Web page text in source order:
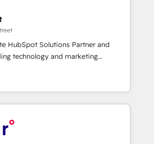
implementations; secure data
Services: compliant
ready reporting ⚖️ Legal: client
and document workflows 🛒 E-
🏢 Real Estate: deal pipelines;
management 🏭
CASL-compliant; GDPR-ready
required 💡 Why 500+
HubSpot Solutions Partner and
technology and marketing
focus is on enterprise and mid-
globally that want a strategic
their goals through creative
our solutions; Technical HubSpot
+ Integrations. Mole Street’s